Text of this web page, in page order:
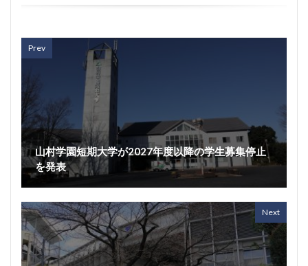
Prev
山村学園短期大学が2027年度以降の学生募集停止
を発表
Next